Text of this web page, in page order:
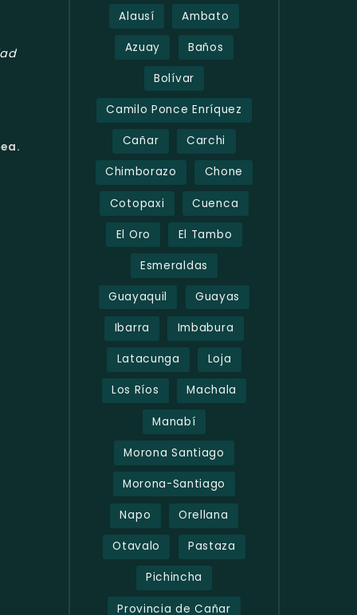
Alausí Ambato
Azuay Baños
Bolívar
Camilo Ponce Enríquez
Cañar Carchi
Chimborazo Chone
Cotopaxi Cuenca
El Oro El Tambo
Esmeraldas
Guayaquil Guayas
Ibarra Imbabura
Latacunga Loja
Los Ríos Machala
Manabí
Morona Santiago
Morona-Santiago
Napo Orellana
Otavalo Pastaza
Pichincha
Provincia de Cañar